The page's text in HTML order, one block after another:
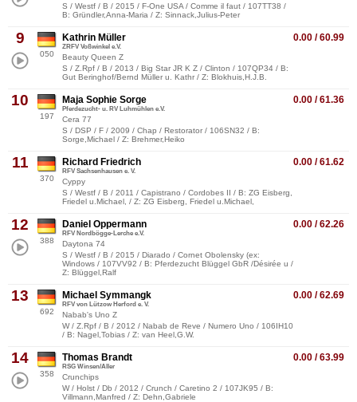
S / Westf / B / 2015 / F-One USA / Comme il faut / 107TT38 /
B: Gründler,Anna-Maria / Z: Sinnack,Julius-Peter
9
050
0.00 / 60.99
Kathrin Müller
ZRFV Voßwinkel e.V.
Beauty Queen Z
S / Z.Rpf / B / 2013 / Big Star JR K Z / Clinton / 107QP34 / B:
Gut Beringhof/Bernd Müller u. Kathr / Z: Blokhuis,H.J.B.
10
197
0.00 / 61.36
Maja Sophie Sorge
Pferdezucht- u. RV Luhmühlen e.V.
Cera 77
S / DSP / F / 2009 / Chap / Restorator / 106SN32 / B:
Sorge,Michael / Z: Brehmer,Heiko
11
370
0.00 / 61.62
Richard Friedrich
RFV Sachsenhausen e. V.
Cyppy
S / Westf / B / 2011 / Capistrano / Cordobes II / B: ZG Eisberg,
Friedel u.Michael, / Z: ZG Eisberg, Friedel u.Michael,
12
388
0.00 / 62.26
Daniel Oppermann
RFV Nordbögge-Lerche e.V.
Daytona 74
S / Westf / B / 2015 / Diarado / Cornet Obolensky (ex:
Windows / 107VV92 / B: Pferdezucht Blüggel GbR /Désirée u /
Z: Blüggel,Ralf
13
692
0.00 / 62.69
Michael Symmangk
RFV von Lützow Herford e. V.
Nabab's Uno Z
W / Z.Rpf / B / 2012 / Nabab de Reve / Numero Uno / 106IH10
/ B: Nagel,Tobias / Z: van Heel,G.W.
14
358
0.00 / 63.99
Thomas Brandt
RSG Winsen/Aller
Crunchips
W / Holst / Db / 2012 / Crunch / Caretino 2 / 107JK95 / B:
Villmann,Manfred / Z: Dehn,Gabriele